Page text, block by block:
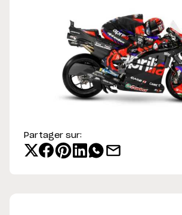
Partager sur: